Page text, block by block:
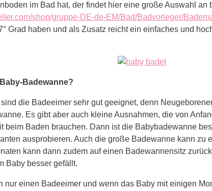
im Bad hat, der findet hier eine große Auswahl an
shop/gruppe-DE-de-EM/Bad/Badvorleger/
Grad haben und als Zusatz reicht ein einfaches und
Badewanne?
sind die Badeeimer sehr gut geeignet, denn
Es gibt aber auch kleine Ausnahmen, die von
beim Baden brauchen. Dann ist die Babybadewanne
ausprobieren. Auch die große Badewanne kann zu
kann dann zudem auf einen Badewannensitz
Baby besser gefällt.
nur einen Badeeimer und wenn das Baby mit einigen